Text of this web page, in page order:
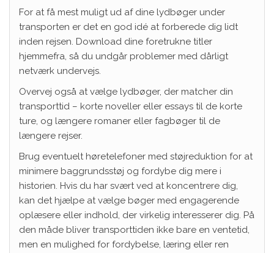
For at få mest muligt ud af dine lydbøger under
transporten er det en god idé at forberede dig lidt
inden rejsen. Download dine foretrukne titler
hjemmefra, så du undgår problemer med dårligt
netværk undervejs.
Overvej også at vælge lydbøger, der matcher din
transporttid – korte noveller eller essays til de korte
ture, og længere romaner eller fagbøger til de
længere rejser.
Brug eventuelt høretelefoner med støjreduktion for at
minimere baggrundsstøj og fordybe dig mere i
historien. Hvis du har svært ved at koncentrere dig,
kan det hjælpe at vælge bøger med engagerende
oplæsere eller indhold, der virkelig interesserer dig. På
den måde bliver transporttiden ikke bare en ventetid,
men en mulighed for fordybelse, læring eller ren